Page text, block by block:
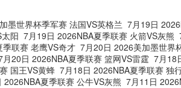
墨世界杯季军赛 法国VS英格兰 7月19日
阳 7月19日 2026NBA夏季联赛 火箭VS灰熊
联赛 老鹰VS奇才 7月20日 2026美加墨世界
月20日 2026NBA夏季联赛 篮网VS雷霆 7月18
国王VS黄蜂 7月18日 2026NBA夏季联赛 独
2026NBA夏季联赛 公牛VS灰熊 7月11日